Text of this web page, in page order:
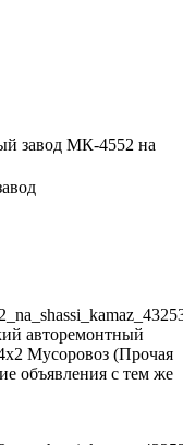
завод МК-4552 на
авторемонтный
Мусоровоз (Прочая
объявления с тем же